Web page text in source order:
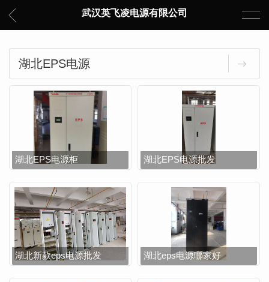
武汉英飞凌电源有限公司
湖北EPS电源
湖北EPS电源柜 湖北EPS电源批发
湖北新款eps电源批发 湖北eps电源哪家好